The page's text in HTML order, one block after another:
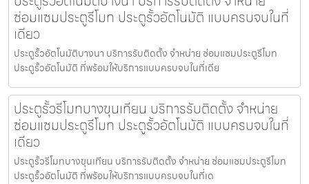
ซ่อมแซมประตูรีโมท ประตูรั้วอัตโนมัติ แบบครบจบในที่
เดียว
ประตูรั้วอัตโนมัติบางนา บริการรับติดตั้ง จำหน่าย ซ่อมแซมประตูรีโมท
ประตูรั้วอัตโนมัติ ที่พร้อมให้บริการแบบครบจบในที่เดีย
ประตูรั้วรีโมทบางขุนเทียน บริการรับติดตั้ง จำหน่าย
ซ่อมแซมประตูรีโมท ประตูรั้วอัตโนมัติ แบบครบจบในที่
เดียว
ประตูรั้วรีโมทบางขุนเทียน บริการรับติดตั้ง จำหน่าย ซ่อมแซมประตูรีโมท
ประตูรั้วอัตโนมัติ ที่พร้อมให้บริการแบบครบจบในที่เด